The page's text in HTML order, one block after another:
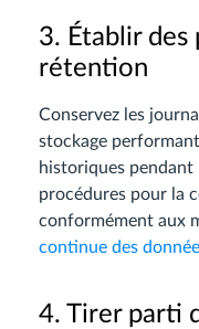
3. Établir des
rétention
Conservez les
stockage
historiques pendant
procédures pour la
conformément aux
continue des
4. Tirer parti